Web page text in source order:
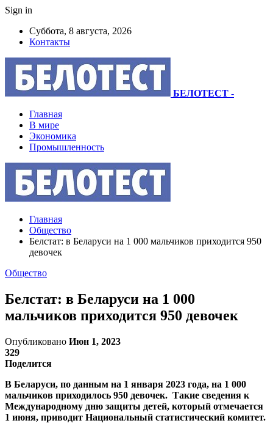
Sign in
Суббота, 8 августа, 2026
Контакты
БЕЛОТЕСТ -
Главная
В мире
Экономика
Промышленность
Главная
Общество
Белстат: в Беларуси на 1 000 мальчиков приходится 950
девочек
Общество
Белстат: в Беларуси на 1 000
мальчиков приходится 950 девочек
Опубликовано Июн 1, 2023
329
Поделится
В Беларуси, по данным на 1 января 2023 года, на 1 000
мальчиков приходилось 950 девочек. Такие сведения к
Международному дню защиты детей, который отмечается
1 июня, приводит Национальный статистический комитет.